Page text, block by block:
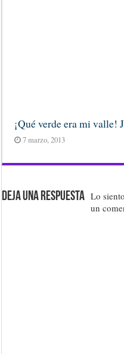
¡Qué verde era mi valle!
7 marzo, 2013
Deja una respuesta Lo
un